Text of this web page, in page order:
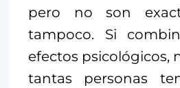
pero no son
tampoco. Si
efectos psicológicos,
tantas personas